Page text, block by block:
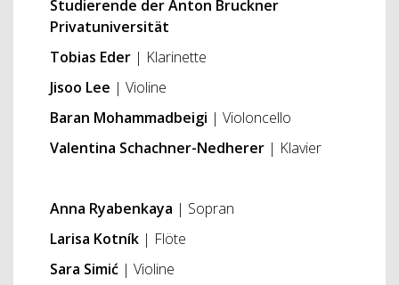
Studierende der Anton Bruckner
Privatuniversität
Tobias Eder | Klarinette
Jisoo Lee | Violine
Baran Mohammadbeigi | Violoncello
Valentina Schachner-Nedherer | Klavier
Anna Ryabenkaya | Sopran
Larisa Kotník | Flöte
Sara Simić | Violine